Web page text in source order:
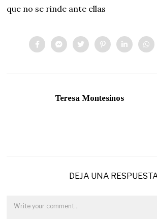
que no se rinde ante ellas
Teresa Montesinos
DEJA UNA